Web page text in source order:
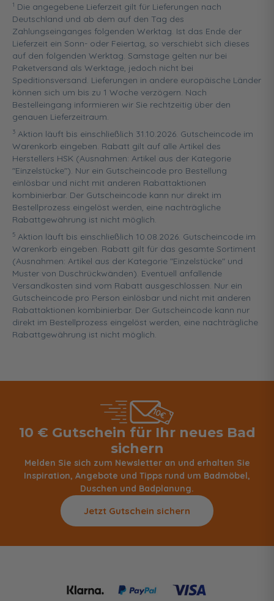
1 Die angegebene Lieferzeit gilt für Lieferungen nach
Deutschland und ab dem auf den Tag des
Zahlungseinganges folgenden Werktag. Ist das Ende der
Lieferzeit ein Sonn- oder Feiertag, so verschiebt sich dieses
auf den folgenden Werktag. Samstage gelten nur bei
Paketversand als Werktage, jedoch nicht bei
Speditionsversand. Lieferungen in andere europäische Länder
können sich um bis zu 1 Woche verzögern. Nach
Bestelleingang informieren wir Sie rechtzeitig über den
genauen Lieferzeitraum.
3 Aktion läuft bis einschließlich 31.10.2026. Gutscheincode im
Warenkorb eingeben. Rabatt gilt auf alle Artikel des
Herstellers HSK (Ausnahmen: Artikel aus der Kategorie
"Einzelstücke"). Nur ein Gutscheincode pro Bestellung
einlösbar und nicht mit anderen Rabattaktionen
kombinierbar. Der Gutscheincode kann nur direkt im
Bestellprozess eingelöst werden, eine nachträgliche
Rabattgewährung ist nicht möglich.
5 Aktion läuft bis einschließlich 10.08.2026. Gutscheincode im
Warenkorb eingeben. Rabatt gilt für das gesamte Sortiment
(Ausnahmen: Artikel aus der Kategorie "Einzelstücke" und
Muster von Duschrückwänden). Eventuell anfallende
Versandkosten sind vom Rabatt ausgeschlossen. Nur ein
Gutscheincode pro Person einlösbar und nicht mit anderen
Rabattaktionen kombinierbar. Der Gutscheincode kann nur
direkt im Bestellprozess eingelöst werden, eine nachträgliche
Rabattgewährung ist nicht möglich.
10 € Gutschein für Ihr neues Bad
sichern
Melden Sie sich zum Newsletter an und erhalten Sie
Inspiration, Angebote und Tipps rund um Badmöbel,
Duschen und Badplanung.
Jetzt Gutschein sichern